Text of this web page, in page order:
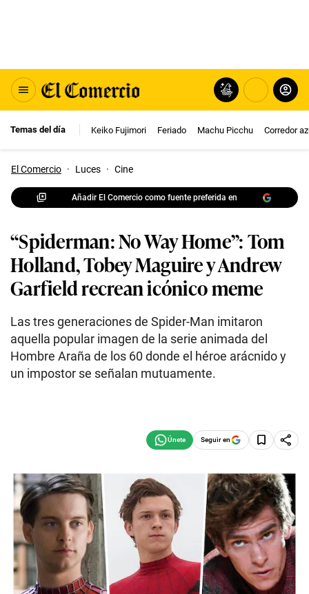
Temas del día Keiko Fujimori Feriado Machu Picchu Corredor
El Comercio · Luces · Cine
Añadir El Comercio como fuente preferida en
“Spiderman: No Way Home”: Tom
Holland, Tobey Maguire y Andrew
Garfield recrean icónico meme
Las tres generaciones de Spider-Man imitaron
aquella popular imagen de la serie animada del
Hombre Araña de los 60 donde el héroe arácnido y
un impostor se señalan mutuamente.
Seguir en